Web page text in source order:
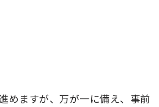
めますが、万が一に備え、事前